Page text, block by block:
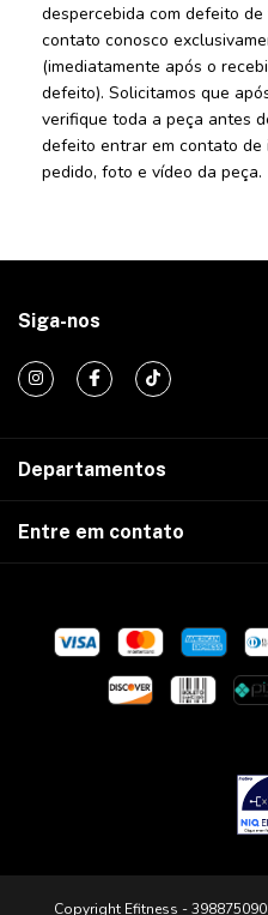
despercebida com defeito
contato conosco
(imediatamente após o
defeito). Solicitamos que
verifique toda a peça antes
defeito entrar em contato de
pedido, foto e vídeo da peça.
Siga-nos
Departamentos
Entre em contato
Copyright Efitness -